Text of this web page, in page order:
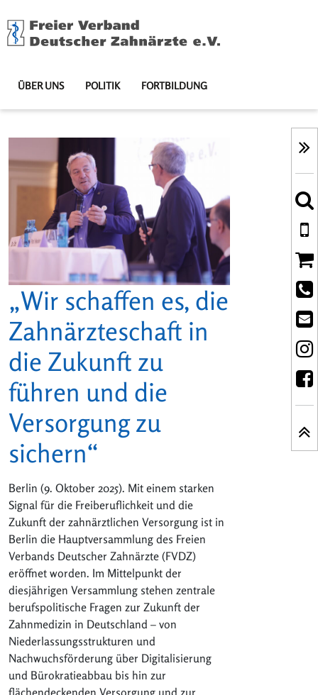
ÜBER UNS POLITIK FORTBILDUNG
„Wir schaffen es, die
Zahnärzteschaft in
die Zukunft zu
führen und die
Versorgung zu
sichern“
Berlin (9. Oktober 2025). Mit einem starken
Signal für die Freiberuflichkeit und die
Zukunft der zahnärztlichen Versorgung ist in
Berlin die Hauptversammlung des Freien
Verbands Deutscher Zahnärzte (FVDZ)
eröffnet worden. Im Mittelpunkt der
diesjährigen Versammlung stehen zentrale
berufspolitische Fragen zur Zukunft der
Zahnmedizin in Deutschland – von
Niederlassungsstrukturen und
Nachwuchsförderung über Digitalisierung
und Bürokratieabbau bis hin zur
flächendeckenden Versorgung und zur